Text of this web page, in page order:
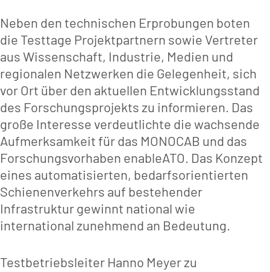
Neben den technischen Erprobungen boten
die Testtage Projektpartnern sowie Vertreter
aus Wissenschaft, Industrie, Medien und
regionalen Netzwerken die Gelegenheit, sich
vor Ort über den aktuellen Entwicklungsstand
des Forschungsprojekts zu informieren. Das
große Interesse verdeutlichte die wachsende
Aufmerksamkeit für das MONOCAB und das
Forschungsvorhaben enableATO. Das Konzept
eines automatisierten, bedarfsorientierten
Schienenverkehrs auf bestehender
Infrastruktur gewinnt national wie
international zunehmend an Bedeutung.
Testbetriebsleiter Hanno Meyer zu